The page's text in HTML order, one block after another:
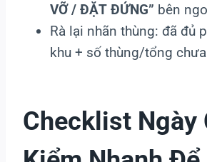
VỠ / ĐẶT ĐỨNG” bên
Rà lại nhãn thùng: đã đủ
khu + số thùng/tổng chưa
Checklist Ngày